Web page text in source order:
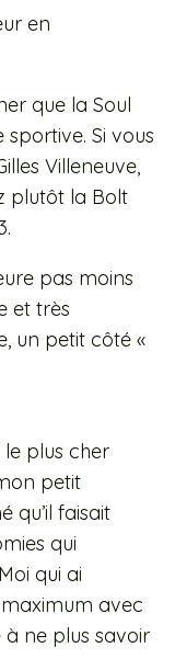
en
que la Soul
Si vous
Villeneuve,
plutôt la Bolt
pas moins
et très
un petit côté «
plus cher
petit
qu’il faisait
qui
qui ai
maximum avec
à ne plus savoir